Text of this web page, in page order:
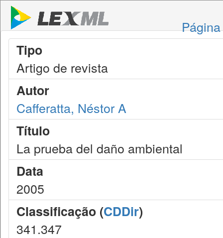
Tipo
Artigo de revista
Autor
Cafferatta, Néstor A
Título
La prueba del daño ambiental
Data
2005
Classificação (CDDir)
341.347